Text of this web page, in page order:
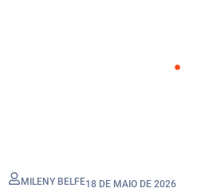
MILENY BELFE18 DE MAIO DE 2026